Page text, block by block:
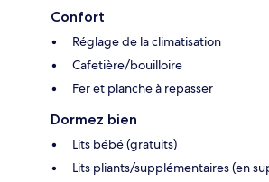
Confort
Réglage de la climatisation
Cafetière/bouilloire
Fer et planche à repasser
Dormez bien
Lits bébé (gratuits)
Lits pliants/supplémentaires (en